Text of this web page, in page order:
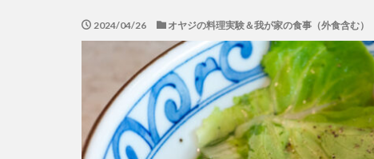
2024/04/26 オヤジの料理実験＆我が家の食事（外食含む）